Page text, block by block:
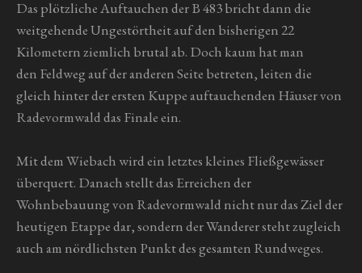
Das plötzliche Auftauchen der B 483 bricht dann die
weitgehende Ungestörtheit auf den bisherigen 22
Kilometern ziemlich brutal ab. Doch kaum hat man
den Feldweg auf der anderen Seite betreten, leiten die
gleich hinter der ersten Kuppe auftauchenden Häuser von
Radevormwald das Finale ein.
Mit dem Wiebach wird ein letztes kleines Fließgewässer
überquert. Danach stellt das Erreichen der
Wohnbebauung von Radevormwald nicht nur das Ziel der
heutigen Etappe dar, sondern der Wanderer steht zugleich
auch am nördlichsten Punkt des gesamten Rundweges.